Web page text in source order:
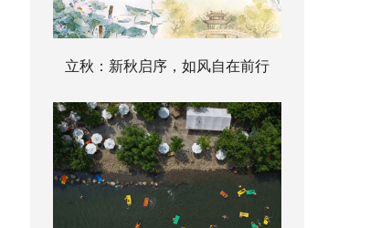
立秋：新秋启序，如风自在前行